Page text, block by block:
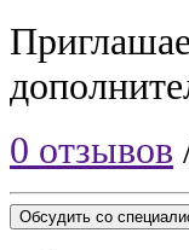
0 отзывов
Обсудить со